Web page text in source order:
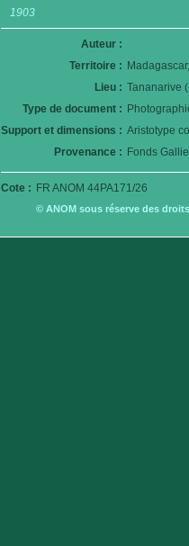
1903
Auteur :
Territoire :
Lieu : Tananarive
Type de document :
Support et dimensions : Aristotype
Provenance : Fonds
Cote : FR ANOM 44PA171/26
© ANOM sous réserve des